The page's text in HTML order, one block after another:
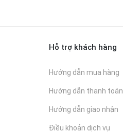
Hỗ trợ khách hàng
Hướng dẫn mua hàng
Hướng dẫn thanh toán
Hướng dẫn giao nhận
Điều khoản dịch vụ